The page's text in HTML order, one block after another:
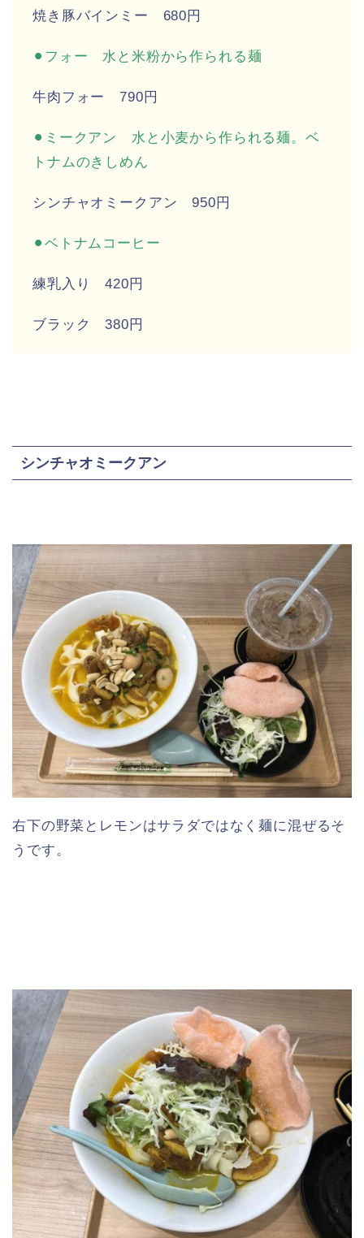
焼き豚バインミー 680円
⚫︎フォー 水と米粉から作られる麺
牛肉フォー 790円
⚫︎ミークアン 水と小麦から作られる麺。ベ
トナムのきしめん
シンチャオミークアン 950円
⚫︎ ベトナムコーヒー
練乳入り 420円
ブラック 380円
シンチャオミークアン
右下の野菜とレモンはサラダではなく麺に混ぜるそ
うです。